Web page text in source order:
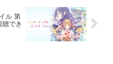
ル 第
でき